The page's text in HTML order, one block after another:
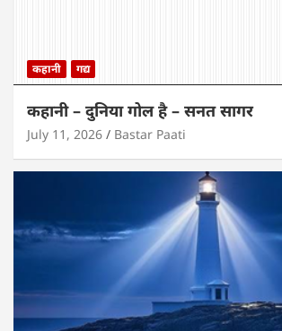
कहानी गद्य
कहानी – दुनिया गोल है – सनत सागर
July 11, 2026 Bastar Paati